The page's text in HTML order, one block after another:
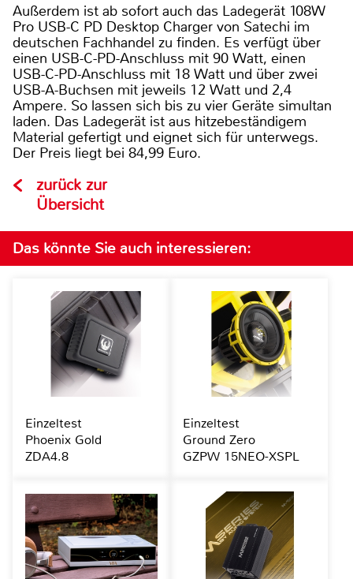
Außerdem ist ab sofort auch das Ladegerät 108W
Pro USB-C PD Desktop Charger von Satechi im
deutschen Fachhandel zu finden. Es verfügt über
einen USB-C-PD-Anschluss mit 90 Watt, einen
USB-C-PD-Anschluss mit 18 Watt und über zwei
USB-A-Buchsen mit jeweils 12 Watt und 2,4
Ampere. So lassen sich bis zu vier Geräte simultan
laden. Das Ladegerät ist aus hitzebeständigem
Material gefertigt und eignet sich für unterwegs.
Der Preis liegt bei 84,99 Euro.
zurück zur
Übersicht
Das könnte Sie auch interessieren:
Einzeltest
Phoenix Gold
ZDA4.8
Einzeltest
Ground Zero
GZPW 15NEO-XSPL